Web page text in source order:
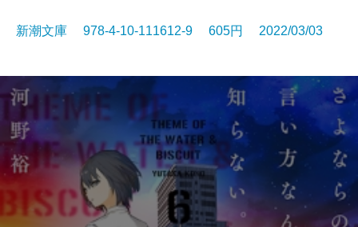
新潮文庫 978-4-10-111612-9 605円 2022/03/03